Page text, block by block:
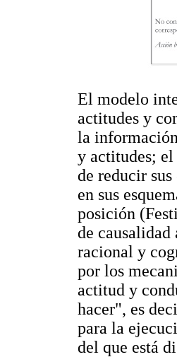
El modelo
actitudes y
la
y actitudes; el
de reducir
en sus
posición
de
racional y
por los
actitud y
hacer", es
para la
del que está